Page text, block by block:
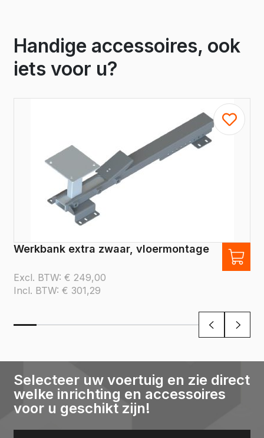
Handige accessoires, ook
iets voor u?
Werkbank extra zwaar, vloermontage
Excl. BTW: € 249,00
Incl. BTW: € 301,29
Selecteer uw voertuig en zie direct
welke inrichting en accessoires
voor u geschikt zijn!